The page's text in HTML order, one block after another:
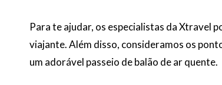
Para te ajudar, os especialistas da Xtravel
viajante. Além disso, consideramos os
um adorável passeio de balão de ar quente.